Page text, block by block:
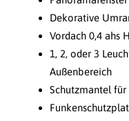
Dekorative
Vordach 0,4 ahs
1, 2, oder 3
Außenbereich
Schutzmantel